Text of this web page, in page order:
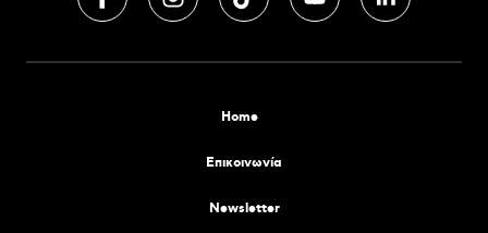
Home
Επικοινωνία
Newsletter